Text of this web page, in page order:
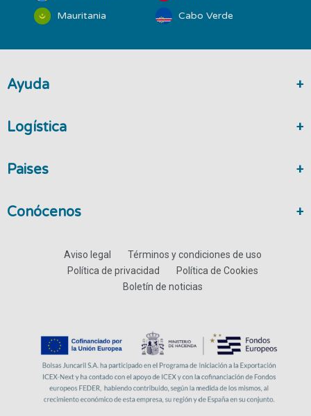
Mauritania
Cabo Verde
Ayuda
Logística
Paises
Conócenos
Aviso legal
Términos y condiciones de uso
Política de privacidad
Política de Cookies
Boletín de noticias